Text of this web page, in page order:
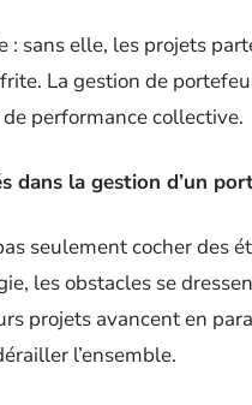
: sans elle, les projets
La gestion de
performance collective.
dans la gestion d’un
seulement cocher des
les obstacles se
projets avancent en
l’ensemble.